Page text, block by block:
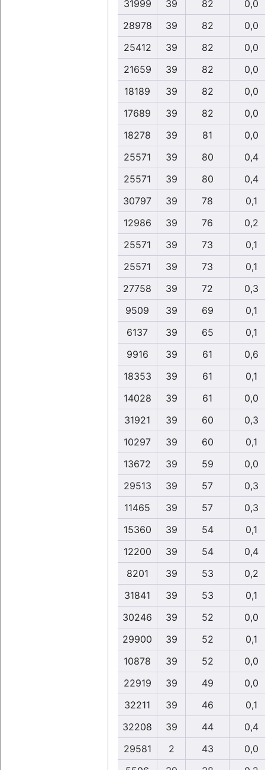
31999
39 82
0,0
28978
39 82
0,0
25412
39 82
0,0
21659
39 82
0,0
18189
39 82
0,0
17689
39 82
0,0
18278
39 81
0,0
25571
39 80
0,4
25571
39 80
0,4
30797
39 78
0,1
12986
39 76
0,2
25571
39 73
0,1
25571
39 73
0,1
27758
39 72
0,3
9509
39 69
0,1
6137
39 65
0,1
9916
39 61
0,6
18353
39 61
0,1
14028
39 61
0,0
31921
39 60
0,3
10297
39 60
0,1
13672
39 59
0,0
29513
39 57
0,3
11465
39 57
0,3
15360
39 54
0,1
12200
39 54
0,4
8201
39 53
0,2
31841
39 53
0,1
30246
39 52
0,0
29900
39 52
0,1
10878
39 52
0,0
22919
39 49
0,0
32211
39 46
0,1
32208
39 44
0,4
29581
2 43
0,0